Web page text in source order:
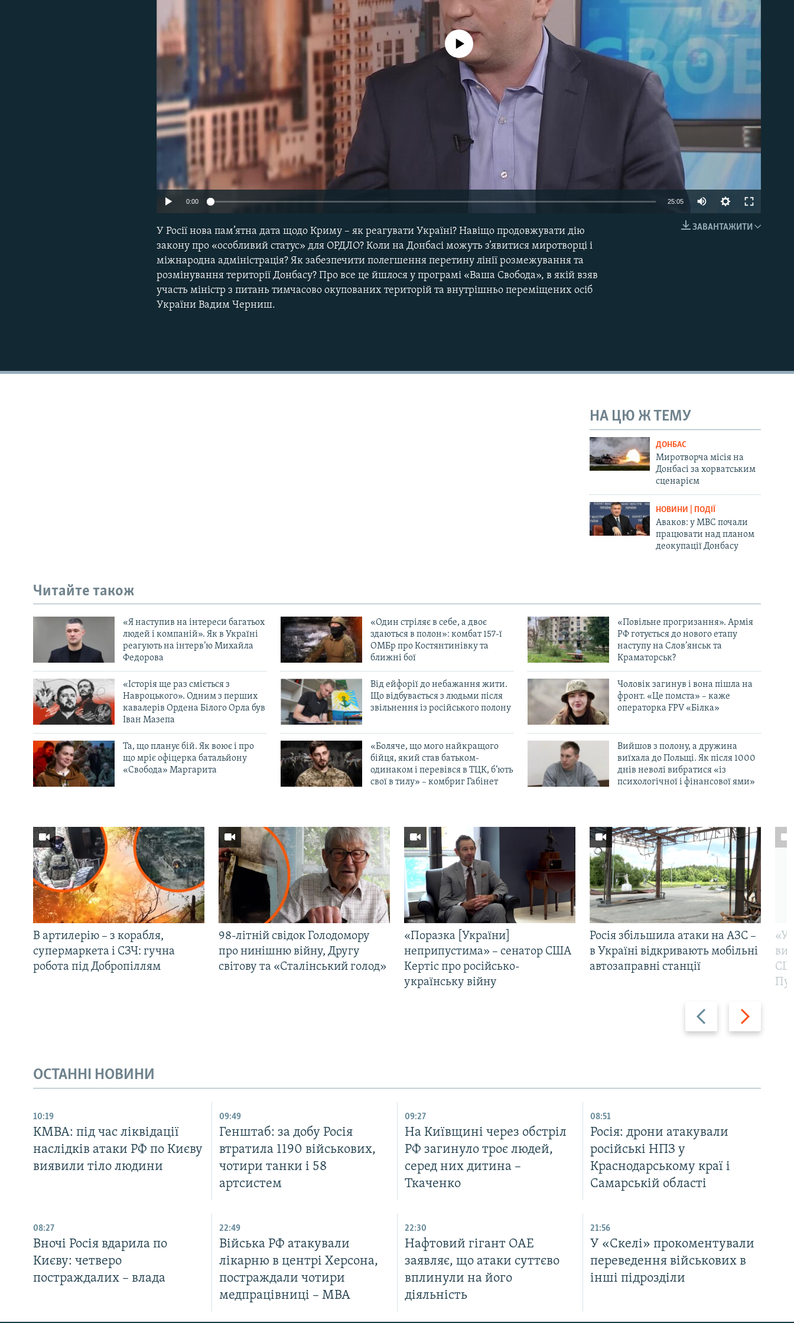
РУС
No media source currently available
0:00 25:05
ЗАВАНТАЖИТИ
У Росії нова пам’ятна дата щодо Криму – як реагувати Україні? Навіщо продовжувати дію
закону про «особливий статус» для ОРДЛО? Коли на Донбасі можуть з’явитися миротворці і
міжнародна адміністрація? Як забезпечити полегшення перетину лінії розмежування та
розмінування території Донбасу? Про все це йшлося у програмі «Ваша Свобода», в якій взяв
участь міністр з питань тимчасово окупованих територій та внутрішньо переміщених осіб
України Вадим Черниш.
НА ЦЮ Ж ТЕМУ
ДОНБАС
Миротворча місія на
Донбасі за хорватським
сценарієм
НОВИНИ | ПОДІЇ
Аваков: у МВС почали
працювати над планом
деокупації Донбасу
Читайте також
«Я наступив на інтереси багатьох
людей і компаній». Як в Україні
реагують на інтерв’ю Михайла
Федорова
«Один стріляє в себе, а двоє
здаються в полон»: комбат 157-ї
ОМБр про Костянтинівку та
ближні бої
«Повільне прогризання». Армія
РФ готується до нового етапу
наступу на Слов’янськ та
Краматорськ?
«Історія ще раз сміється з
Навроцького». Одним з перших
кавалерів Ордена Білого Орла був
Іван Мазепа
Від ейфорії до небажання жити.
Що відбувається з людьми після
звільнення із російського полону
Чоловік загинув і вона пішла на
фронт. «Це помста» – каже
операторка FPV «Білка»
Та, що планує бій. Як воює і про
що мріє офіцерка батальйону
«Свобода» Маргарита
«Боляче, що мого найкращого
бійця, який став батьком-
одинаком і перевівся в ТЦК, б’ють
свої в тилу» – комбриг Габінет
Вийшов з полону, а дружина
виїхала до Польщі. Як після 1000
днів неволі вибратися «із
психологічної і фінансової ями»
Назад Вперед
В артилерію – з корабля,
супермаркета і СЗЧ: гучна
робота під Добропіллям
98-літній свідок Голодомору
про нинішню війну, Другу
світову та «Сталінський голод»
«Поразка [України]
неприпустима» – сенатор США
Кертіс про російсько-
українську війну
Росія збільшила атаки на АЗС –
в Україні відкривають мобільні
автозаправні станції
ОСТАННІ НОВИНИ
10:19
КМВА: під час ліквідації
наслідків атаки РФ по Києву
виявили тіло людини
09:49
Генштаб: за добу Росія
втратила 1190 військових,
чотири танки і 58
артсистем
09:27
На Київщині через обстріл
РФ загинуло троє людей,
серед них дитина –
Ткаченко
08:51
Росія: дрони атакували
російські НПЗ у
Краснодарському краї і
Самарській області
08:27
Вночі Росія вдарила по
Києву: четверо
постраждалих – влада
22:49
Війська РФ атакували
лікарню в центрі Херсона,
постраждали чотири
медпрацівниці – МВА
22:30
Нафтовий гігант ОАЕ
заявляє, що атаки суттєво
вплинули на його
діяльність
21:56
У «Скелі» прокоментували
переведення військових в
інші підрозділи